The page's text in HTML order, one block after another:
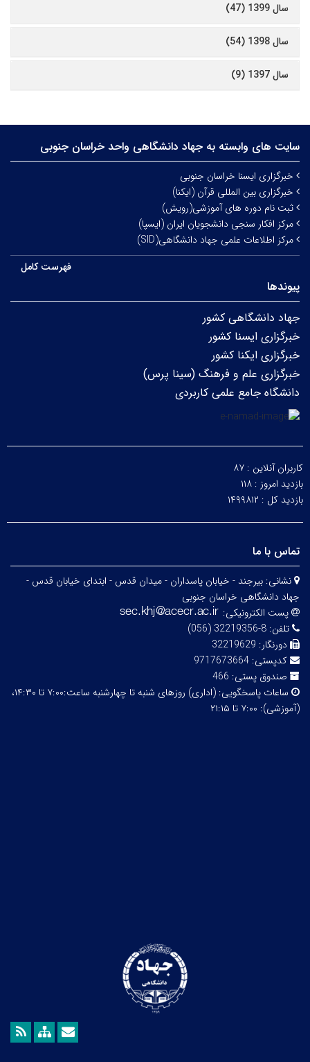
سال 1399 (47)
سال 1398 (54)
سال 1397 (9)
سایت های وابسته به جهاد دانشگاهی واحد خراسان جنوبی
خبرگزاری ایسنا خراسان جنوبی
خبرگزاری بین المللی قرآن (ایکنا)
ثبت نام دوره های آموزشی(رویش)
مرکز افکار سنجی دانشجویان ایران (ایسپا)
مرکز اطلاعات علمی جهاد دانشگاهی(SID)
فهرست کامل
پیوندها
جهاد دانشگاهی کشور
خبرگزاری ایسنا کشور
خبرگزاری ایکنا کشور
خبرگزاری علم و فرهنگ (سینا پرس)
دانشگاه جامع علمی کاربردی
کاربران آنلاین : ۸۷
بازدید امروز : ۱۱۸
بازدید کل : ۱۴۹۹۸۱۲
تماس با ما
نشانی: بیرجند - خیابان پاسداران - میدان قدس - ابتدای خیابان قدس -
جهاد دانشگاهی خراسان جنوبی
پست الکترونیکی:
تلفن: 8-32219356 (056)
دورنگار: 32219629
کدپستی: 9717673664
صندوق پستی: 466
ساعات پاسخگویی:
(اداری) روزهای شنبه تا چهارشنبه ساعت:۷:۰۰ تا ۱۴:۳۰،
(آموزشی): ۷:۰۰ تا ۲۱:۱۵